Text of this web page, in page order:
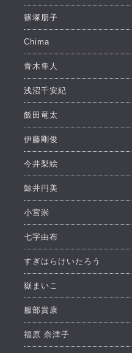
篠塚朋子
Chima
青木隼人
浅沼千安紀
飯田竜太
伊藤剛俊
今井梨絵
鯨井円美
小宮崇
七字由布
すぎはらけいたろう
嶽まいこ
服部貴康
福原 奈津子